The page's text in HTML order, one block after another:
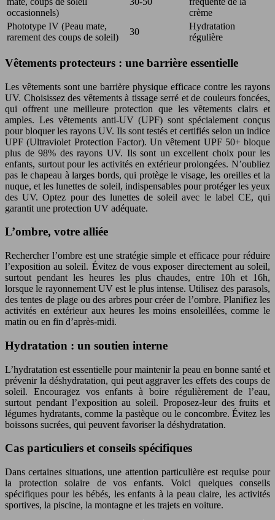
occasionnels)
crème
Phototype IV (Peau mate,
rarement des coups de soleil)
30
Hydratation
régulière
Vêtements protecteurs : une barrière essentielle
Les vêtements sont une barrière physique efficace contre les rayons
UV. Choisissez des vêtements à tissage serré et de couleurs foncées,
qui offrent une meilleure protection que les vêtements clairs et
amples. Les vêtements anti-UV (UPF) sont spécialement conçus
pour bloquer les rayons UV. Ils sont testés et certifiés selon un indice
UPF (Ultraviolet Protection Factor). Un vêtement UPF 50+ bloque
plus de 98% des rayons UV. Ils sont un excellent choix pour les
enfants, surtout pour les activités en extérieur prolongées. N’oubliez
pas le chapeau à larges bords, qui protège le visage, les oreilles et la
nuque, et les lunettes de soleil, indispensables pour protéger les yeux
des UV. Optez pour des lunettes de soleil avec le label CE, qui
garantit une protection UV adéquate.
L’ombre, votre alliée
Rechercher l’ombre est une stratégie simple et efficace pour réduire
l’exposition au soleil. Évitez de vous exposer directement au soleil,
surtout pendant les heures les plus chaudes, entre 10h et 16h,
lorsque le rayonnement UV est le plus intense. Utilisez des parasols,
des tentes de plage ou des arbres pour créer de l’ombre. Planifiez les
activités en extérieur aux heures les moins ensoleillées, comme le
matin ou en fin d’après-midi.
Hydratation : un soutien interne
L’hydratation est essentielle pour maintenir la peau en bonne santé et
prévenir la déshydratation, qui peut aggraver les effets des coups de
soleil. Encouragez vos enfants à boire régulièrement de l’eau,
surtout pendant l’exposition au soleil. Proposez-leur des fruits et
légumes hydratants, comme la pastèque ou le concombre. Évitez les
boissons sucrées, qui peuvent favoriser la déshydratation.
Cas particuliers et conseils spécifiques
Dans certaines situations, une attention particulière est requise pour
la protection solaire de vos enfants. Voici quelques conseils
spécifiques pour les bébés, les enfants à la peau claire, les activités
sportives, la piscine, la montagne et les trajets en voiture.